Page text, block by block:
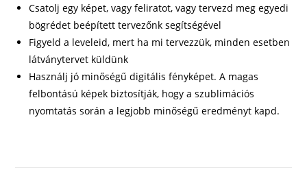
Csatolj egy képet, vagy feliratot, vagy tervezd meg egyedi
bögrédet beépített tervezőnk segítségével
Figyeld a leveleid, mert ha mi tervezzük, minden esetben
látványtervet küldünk
Használj jó minőségű digitális fényképet. A magas
felbontású képek biztosítják, hogy a szublimációs
nyomtatás során a legjobb minőségű eredményt kapd.